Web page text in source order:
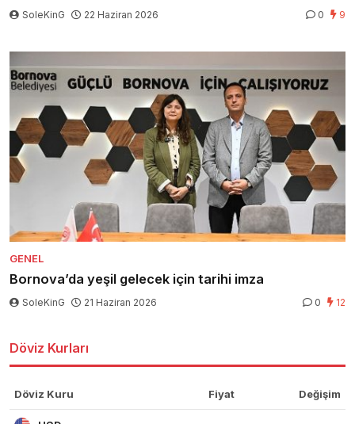
SoleKinG 22 Haziran 2026 0 9
GENEL
Bornova’da yeşil gelecek için tarihi imza
SoleKinG 21 Haziran 2026 0 12
Döviz Kurları
Döviz Kuru Fiyat Değişim